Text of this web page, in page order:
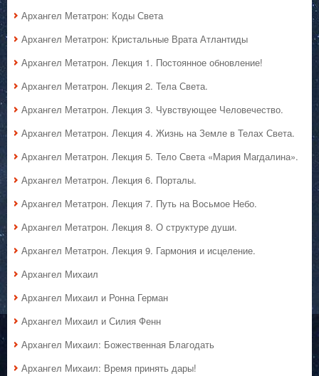
Архангел Метатрон: Коды Света
Архангел Метатрон: Кристальные Врата Атлантиды
Архангел Метатрон. Лекция 1. Постоянное обновление!
Архангел Метатрон. Лекция 2. Тела Света.
Архангел Метатрон. Лекция 3. Чувствующее Человечество.
Архангел Метатрон. Лекция 4. Жизнь на Земле в Телах Света.
Архангел Метатрон. Лекция 5. Тело Света «Мария Магдалина».
Архангел Метатрон. Лекция 6. Порталы.
Архангел Метатрон. Лекция 7. Путь на Восьмое Небо.
Архангел Метатрон. Лекция 8. О структуре души.
Архангел Метатрон. Лекция 9. Гармония и исцеление.
Архангел Михаил
Архангел Михаил и Ронна Герман
Архангел Михаил и Силия Фенн
Архангел Михаил: Божественная Благодать
Архангел Михаил: Время принять дары!